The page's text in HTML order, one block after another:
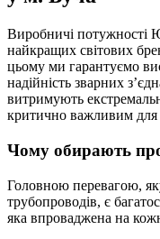
Виробничі потужності
найкращих світових
цьому ми гарантуємо
надійність зварних
витримують
критично важливим для
Чому обирають
Головною перевагою,
трубопроводів, є
яка впроваджена на